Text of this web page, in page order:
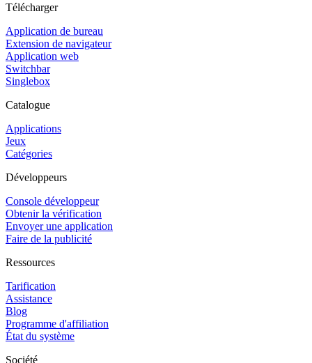
Télécharger
Application de bureau
Extension de navigateur
Application web
Switchbar
Singlebox
Catalogue
Applications
Jeux
Catégories
Développeurs
Console développeur
Obtenir la vérification
Envoyer une application
Faire de la publicité
Ressources
Tarification
Assistance
Blog
Programme d'affiliation
État du système
Société